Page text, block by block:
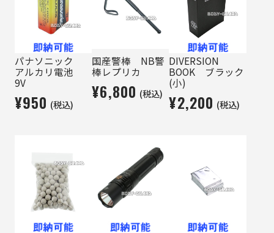
パナソニック
アルカリ電池
9V
¥950 (税込)
国産警棒 NB警
棒レプリカ
¥6,800 (税込)
DIVERSION
BOOK ブラック
(小)
¥2,200 (税込)